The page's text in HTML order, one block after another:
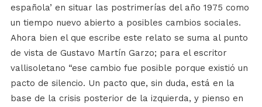
española’ en situar las postrimerías del año 1975 como
un tiempo nuevo abierto a posibles cambios sociales.
Ahora bien el que escribe este relato se suma al punto
de vista de Gustavo Martín Garzo; para el escritor
vallisoletano “ese cambio fue posible porque existió un
pacto de silencio. Un pacto que, sin duda, está en la
base de la crisis posterior de la izquierda, y pienso en